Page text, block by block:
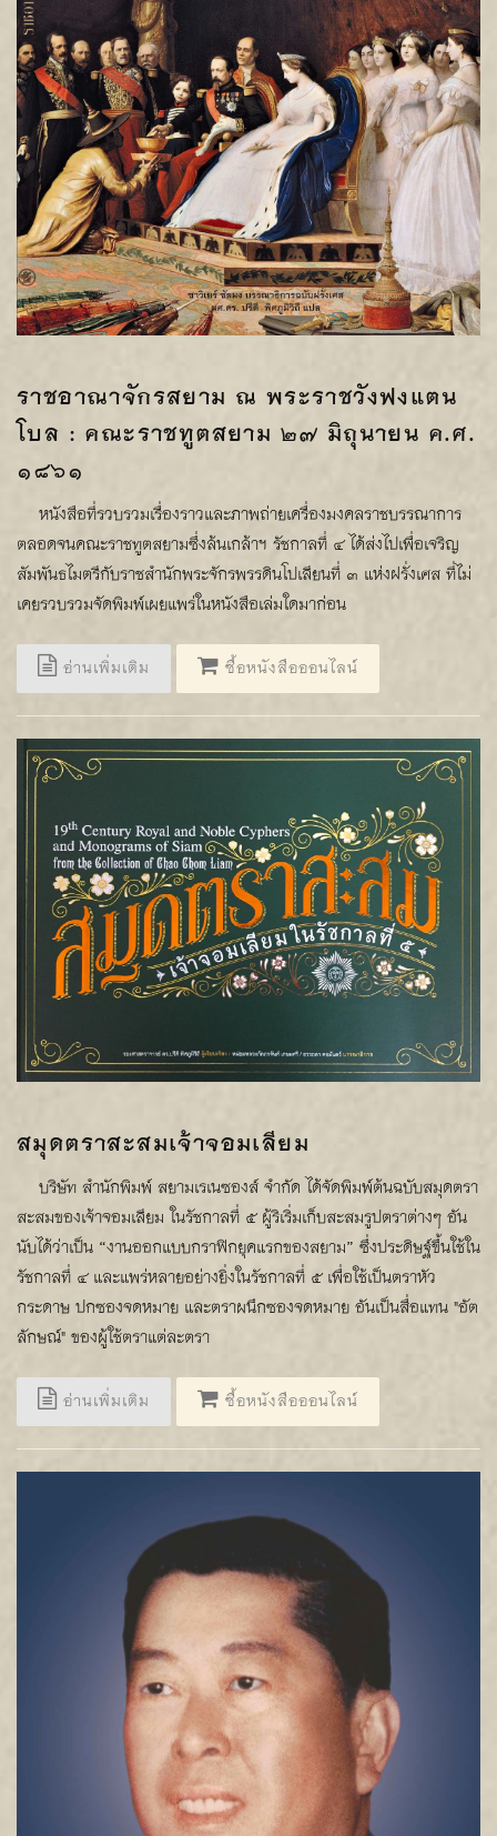
ราชอาณาจักรสยาม ณ พระราชวังฟงแตน
โบล : คณะราชทูตสยาม ๒๗ มิถุนายน ค.ศ.
๑๘๖๑
หนังสือที่รวบรวมเรื่องราวและภาพถ่ายเครื่องมงคลราชบรรณาการ
ตลอดจนคณะราชทูตสยามซึ่งล้นเกล้าฯ รัชกาลที่ ๔ ได้ส่งไปเพื่อเจริญ
สัมพันธไมตรีกับราชสำนักพระจักรพรรดินโปเลียนที่ ๓ แห่งฝรั่งเศส ที่ไม่
เคยรวบรวมจัดพิมพ์เผยแพร่ในหนังสือเล่มใดมาก่อน
อ่านเพิ่มเติม ซื้อหนังสือออนไลน์
สมุดตราสะสมเจ้าจอมเลียม
บริษัท สำนักพิมพ์ สยามเรเนซองส์ จำกัด ได้จัดพิมพ์ต้นฉบับสมุดตรา
สะสมของเจ้าจอมเลียม ในรัชกาลที่ ๕ ผู้ริเริ่มเก็บสะสมรูปตราต่างๆ อัน
นับได้ว่าเป็น “งานออกแบบกราฟิกยุคแรกของสยาม” ซึ่งประดิษฐ์ขึ้นใช้ใน
รัชกาลที่ ๔ และแพร่หลายอย่างยิ่งในรัชกาลที่ ๕ เพื่อใช้เป็นตราหัว
กระดาษ ปกซองจดหมาย และตราผนึกซองจดหมาย อันเป็นสื่อแทน "อัต
ลักษณ์" ของผู้ใช้ตราแต่ละตรา
อ่านเพิ่มเติม ซื้อหนังสือออนไลน์